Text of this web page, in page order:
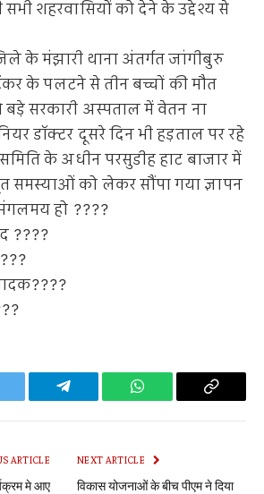
सभी शहरवासियों को देने के उद्देश्य से
के मंझारी थाना अंतर्गत जांगीबुरु
के पलटने से तीन बच्चों की मौत
सरकारी अस्पताल में वेतन ना
डॉक्टर दूसरे दिन भी हड़ताल पर रहे
के अधीन परसुडीह हाट बाजार में
समस्याओं को लेकर सौंपा गया ज्ञापन
हो ????
????
Telegram WhatsApp Copy
ARTICLE
मे आए
NEXT ARTICLE
विकास योजनाओं के बीच पीएम ने दिया